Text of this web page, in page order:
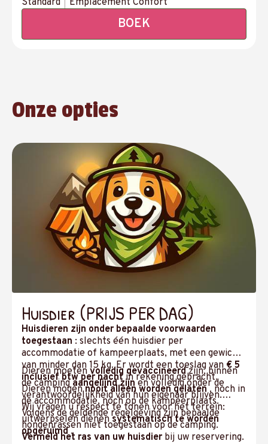
Standard Emplacement Confort
BOEK
Onze opties
Huisdier (PRIJS PER DAG)
Huisdieren zijn onder bepaalde voorwaarden
toegestaan : slechts één huisdier per
accommodatie of kampeerplaats, met een gewicht
van minder dan 15 kg. Er wordt een toeslag van€ 5
inclusief btw per nachtin rekening gebracht.
Dieren mogennooit alleen worden gelaten, noch in
de accommodatie, noch op de kampeerplaats.
Dieren moetenvolledig gevaccineerdzijn, binnen
de campingaangelijnd zijnen volledig onder de
verantwoordelijkheid van hun eigenaar blijven.
Wij vragen u respect te tonen voor het terrein:
uitwerpselen dienensystematisch te worden
opgeruimd.
Volgens de geldende regelgeving zijn bepaalde
hondenrassen niet toegestaan op de camping.
Vermeld het ras van uw huisdier bij uw reservering.